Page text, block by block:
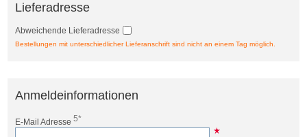
Lieferadresse
Abweichende Lieferadresse
Bestellungen mit unterschiedlicher Lieferanschrift sind nicht an einem Tag möglich.
Anmeldeinformationen
E-Mail Adresse 5*